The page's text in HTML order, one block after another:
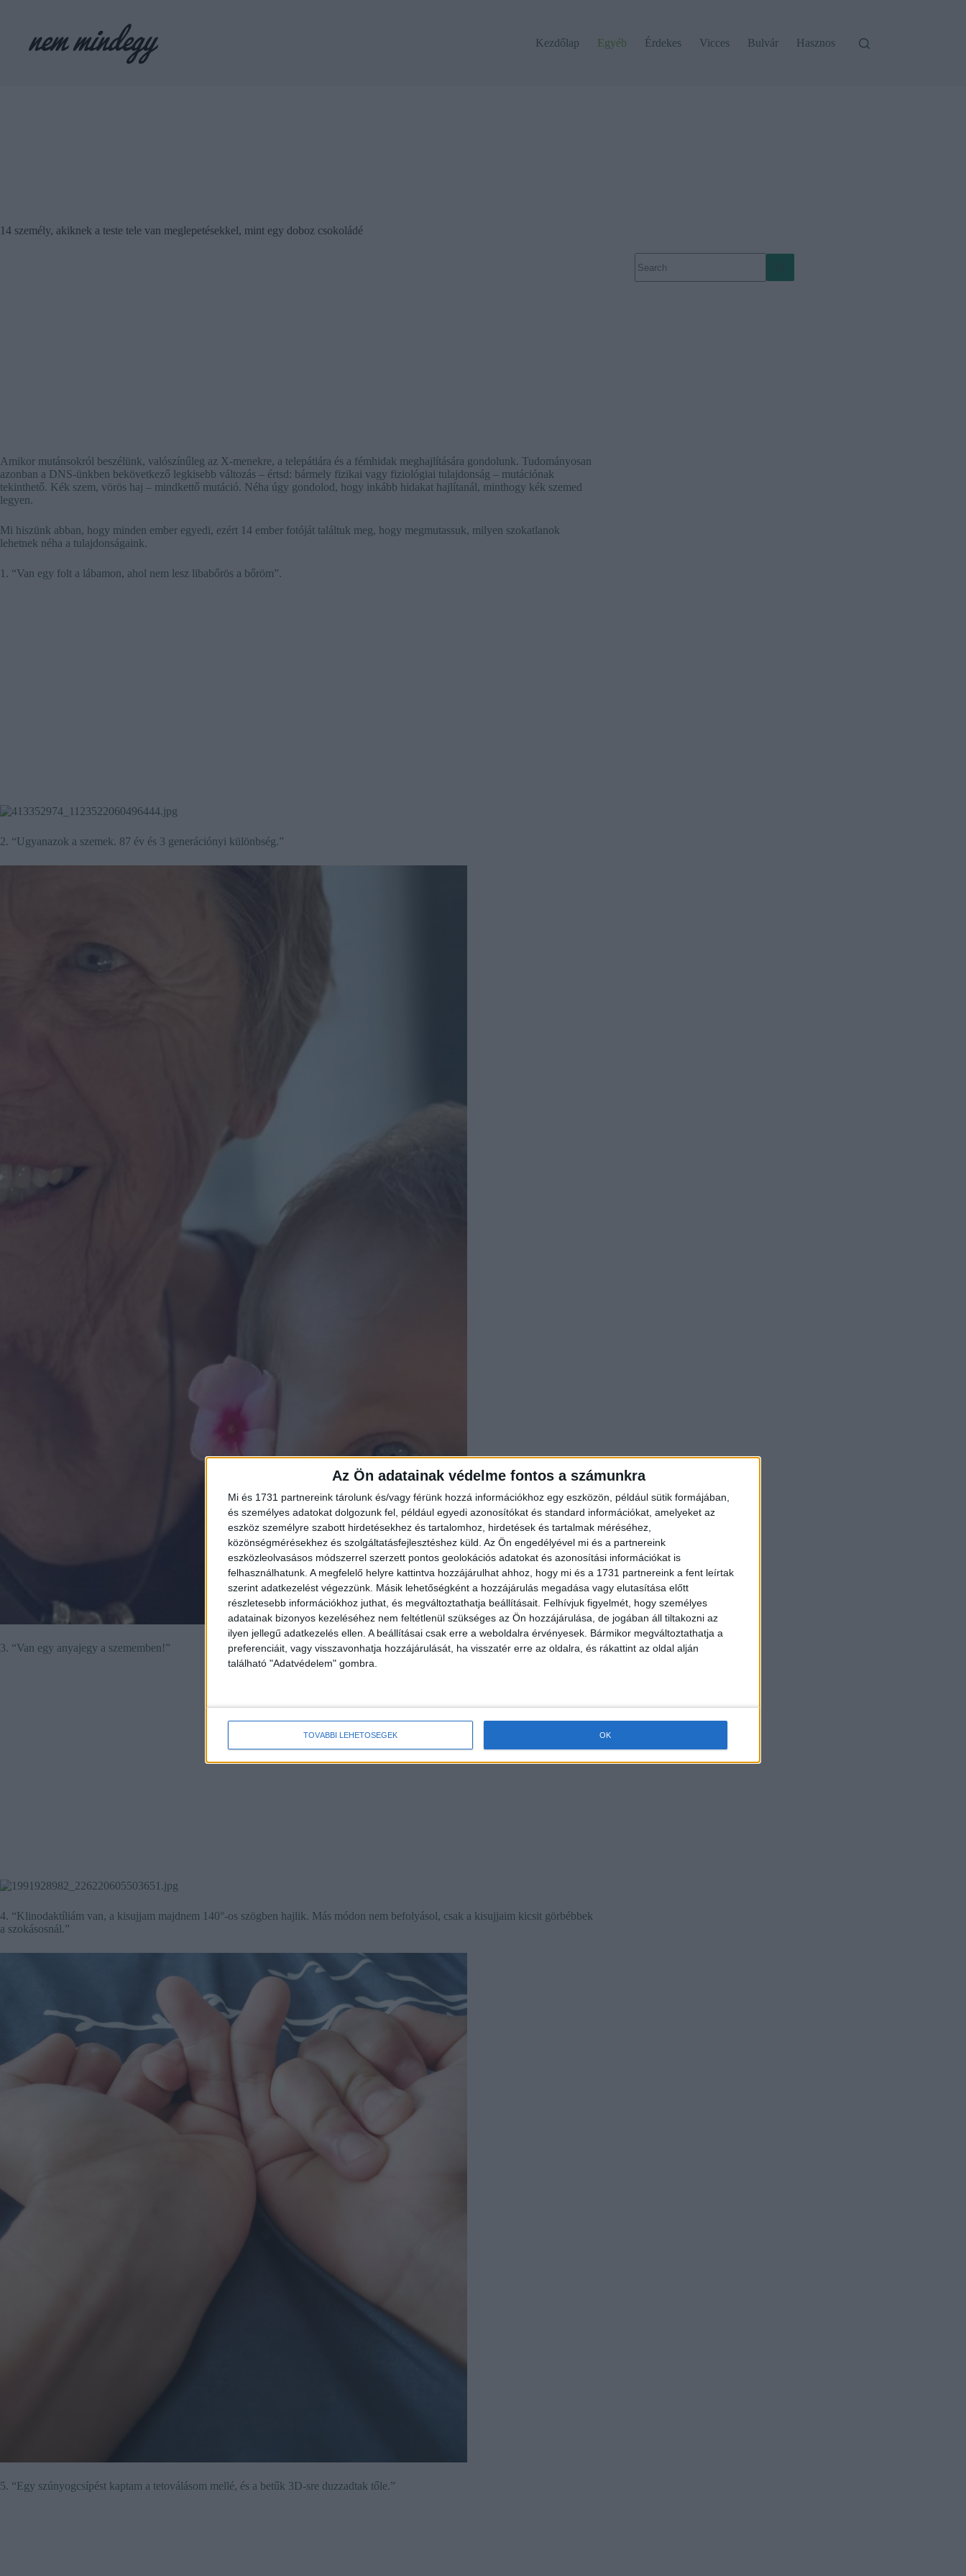
Az Ön adatainak védelme fontos a számunkra
Mi és 1731 partnereink tárolunk és/vagy férünk hozzá információkhoz egy eszközön, például sütik formájában,
és személyes adatokat dolgozunk fel, például egyedi azonosítókat és standard információkat, amelyeket az
eszköz személyre szabott hirdetésekhez és tartalomhoz, hirdetések és tartalmak méréséhez,
közönségmérésekhez és szolgáltatásfejlesztéshez küld. Az Ön engedélyével mi és a partnereink
eszközleolvasásos módszerrel szerzett pontos geolokációs adatokat és azonosítási információkat is
felhasználhatunk. A megfelelő helyre kattintva hozzájárulhat ahhoz, hogy mi és a 1731 partnereink a fent leírtak
szerint adatkezelést végezzünk. Másik lehetőségként a hozzájárulás megadása vagy elutasítása előtt
részletesebb információkhoz juthat, és megváltoztathatja beállításait. Felhívjuk figyelmét, hogy személyes
adatainak bizonyos kezeléséhez nem feltétlenül szükséges az Ön hozzájárulása, de jogában áll tiltakozni az
ilyen jellegű adatkezelés ellen. A beállításai csak erre a weboldalra érvényesek. Bármikor megváltoztathatja a
preferenciáit, vagy visszavonhatja hozzájárulását, ha visszatér erre az oldalra, és rákattint az oldal alján
található "Adatvédelem" gombra.
TOVÁBBI LEHETŐSÉGEK OK
Kezdőlap
Egyéb Érdekes Vicces Bulvár Hasznos
14 személy, akiknek a teste tele van meglepetésekkel, mint egy doboz csokoládé
Amikor mutánsokról beszélünk, valószínűleg az X-menekre, a telepátiára és a fémhidak meghajlítására gondolunk. Tudományosan
azonban a DNS-ünkben bekövetkező legkisebb változás – értsd: bármely fizikai vagy fiziológiai tulajdonság – mutációnak
tekinthető. Kék szem, vörös haj – mindkettő mutáció. Néha úgy gondolod, hogy inkább hidakat hajlítanál, minthogy kék szemed
legyen.
Mi hiszünk abban, hogy minden ember egyedi, ezért 14 ember fotóját találtuk meg, hogy megmutassuk, milyen szokatlanok
lehetnek néha a tulajdonságaink.
1. “Van egy folt a lábamon, ahol nem lesz libabőrös a bőröm”.
2. “Ugyanazok a szemek. 87 év és 3 generációnyi különbség.”
3. “Van egy anyajegy a szememben!”
4. “Klinodaktíliám van, a kisujjam majdnem 140°-os szögben hajlik. Más módon nem befolyásol, csak a kisujjaim kicsit görbébbek
a szokásosnál.”
5. “Egy szúnyogcsípést kaptam a tetoválásom mellé, és a betűk 3D-sre duzzadtak tőle.”
results